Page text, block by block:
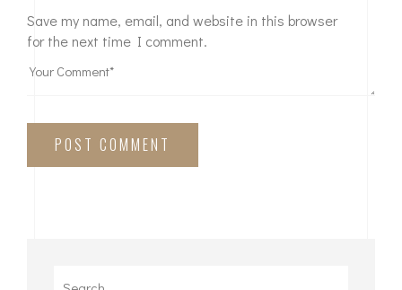
Save my name, email, and website in this browser
for the next time I comment.
POST COMMENT